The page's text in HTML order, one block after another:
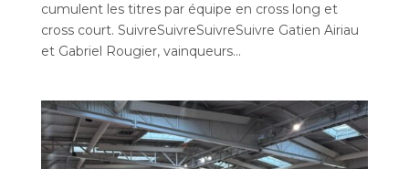
cumulent les titres par équipe en cross long et
cross court. SuivreSuivreSuivreSuivre Gatien Airiau
et Gabriel Rougier, vainqueurs...